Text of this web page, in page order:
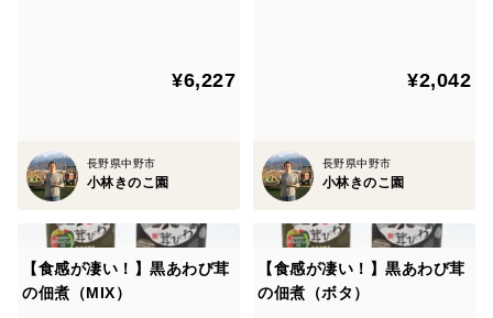
を使うと風味がグッと増します。
OK！我が家ではすき焼きの常連です。
・細かく刻んでお肉のソースや餃子の具材にしても食感
・画像で紹介しているお刺身も人気レシピですのでぜひ
お試しを！
¥6,227
長野県中野市
小林きのこ園
¥2,042
長野県中野市
小林きのこ園
【食感が凄い！】黒あわび茸
の佃煮（MIX）
【食感が凄い！】黒あわび茸
の佃煮（ボタ）